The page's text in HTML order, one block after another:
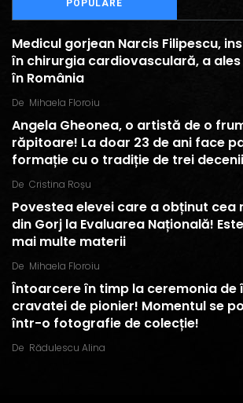
POPULARE
Medicul gorjean Narcis Filipescu,
în chirurgia cardiovasculară, a
în România
De Mihaela Floroiu
Angela Gheonea, o artistă de o
răpitoare! La doar 23 de ani face
formație cu o tradiție de trei decenii
De Cristina Roșu
Povestea elevei care a obținut cea
din Gorj la Evaluarea Națională!
mai multe materii
De Mihaela Floroiu
Întoarcere în timp la ceremonia de
cravatei de pionier! Momentul se
într-o fotografie de colecție!
De Rădulescu Alina